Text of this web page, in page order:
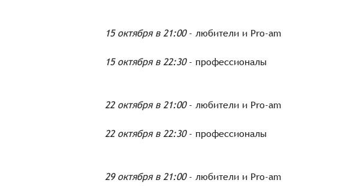
15 октября в 21:00- любители и Pro-am
15 октября в 22:30- профессионалы
22 октября в 21:00- любители и Pro-am
22 октября в 22:30- профессионалы
29 октября в 21:00- любители и Pro-am